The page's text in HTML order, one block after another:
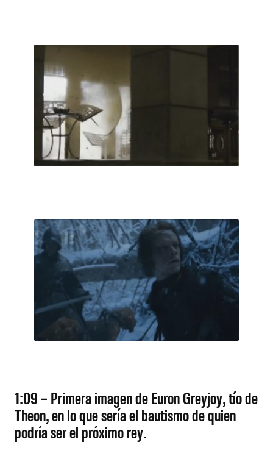
1:09 – Primera imagen de Euron Greyjoy, tío de
Theon, en lo que sería el bautismo de quien
podría ser el próximo rey.